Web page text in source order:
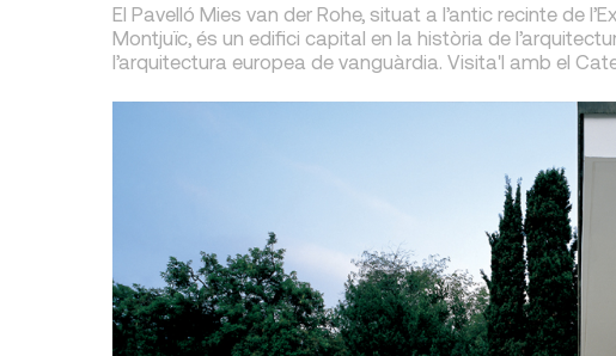
El Pavelló Mies van der Rohe, situat a l’antic recinte de
Montjuïc, és un edifici capital en la història de
l’arquitectura europea de vanguàrdia. Visita'l amb el